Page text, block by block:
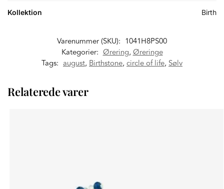
Kollektion Birth
Varenummer (SKU): 1041H8PS00
Kategorier: Ørering, Øreringe
Tags: august, Birthstone, circle of life, Sølv
Relaterede varer